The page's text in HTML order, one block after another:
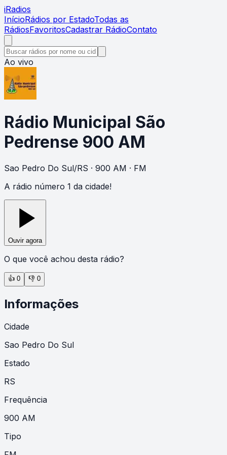
iRadios
InícioRádios por EstadoTodas as
RádiosFavoritosCadastrar RádioContato
Ao vivo
Rádio Municipal São
Pedrense 900 AM
Sao Pedro Do Sul/RS · 900 AM · FM
A rádio número 1 da cidade!
Ouvir agora
O que você achou desta rádio?
👍 0 👎 0
Informações
Cidade
Sao Pedro Do Sul
Estado
RS
Frequência
900 AM
Tipo